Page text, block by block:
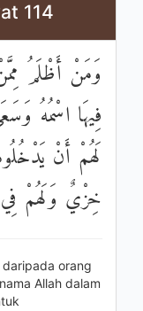
114
وَمَنْ أَظْلَمُ
فِيهَا اسْمُهُ
لَهُمْ أَنْ
خِزْيٌ وَلَهُمْ
orang
Allah dalam